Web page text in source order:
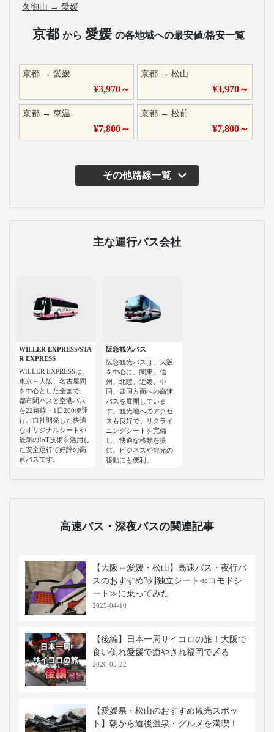
久御山 → 愛媛
京都 から 愛媛 の各地域への最安値/格安一覧
京都 → 愛媛
¥3,970～
京都 →松山
¥3,970～
京都 → 東温
¥7,800～
京都 →松前
¥7,800～
その他路線一覧
主な運行バス会社
WILLER EXPRESS/STA
R EXPRESS
WILLER EXPRESSは、
東京～大阪、名古屋間
を中心とした全国で、
都市間バスと空港バス
を22路線・1日200便運
行。自社開発した快適
なオリジナルシートや
最新のIoT技術を活用し
た安全運行で好評の高
速バスです。
阪急観光バス
阪急観光バスは、大阪
を中心に、関東、信
州、北陸、近畿、中
国、四国方面への高速
バスを展開していま
す。観光地へのアクセ
スも良好で、リクライ
ニングシートを完備
し、快適な移動を提
供。ビジネスや観光の
移動にも便利。
高速バス・深夜バスの関連記事
【大阪⇔愛媛・松山】高速バス・夜行バ
スのおすすめ3列独立シート≪コモドシ
ート≫に乗ってみた
2025-04-10
【後編】日本一周サイコロの旅！大阪で
食い倒れ愛媛で癒やされ福岡で〆る
2020-05-22
【愛媛県・松山のおすすめ観光スポッ
ト】朝から道後温泉・グルメを満喫！